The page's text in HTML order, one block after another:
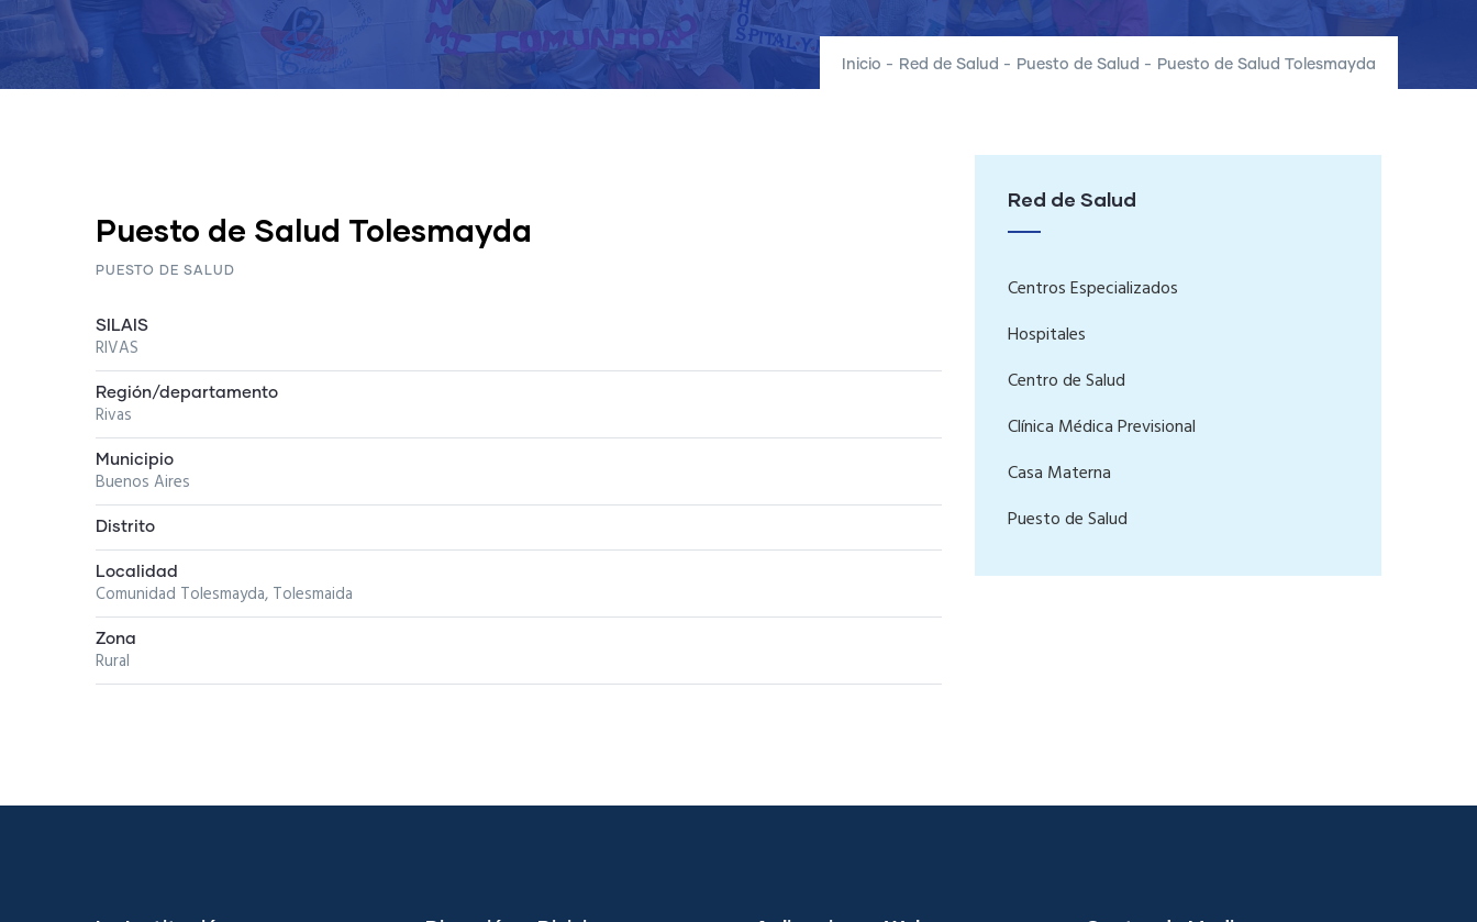
Inicio - Red de Salud - Puesto de Salud - Puesto de Salud Tolesmayda
Puesto de Salud Tolesmayda
PUESTO DE SALUD
SILAIS
RIVAS
Región/departamento
Rivas
Municipio
Buenos Aires
Distrito
Localidad
Comunidad Tolesmayda, Tolesmaida
Zona
Rural
Red de Salud
Centros Especializados
Hospitales
Centro de Salud
Clínica Médica Previsional
Casa Materna
Puesto de Salud